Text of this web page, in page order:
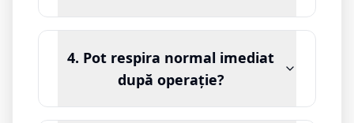
4. Pot respira normal imediat
după operație?